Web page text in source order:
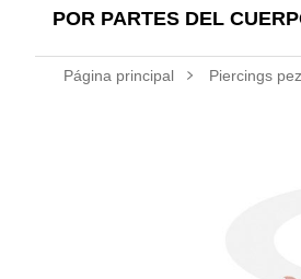
POR PARTES DEL
Página principal Piercings